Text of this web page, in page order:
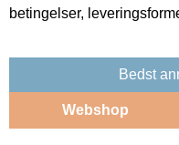
betingelser,
Bedst
Webshop